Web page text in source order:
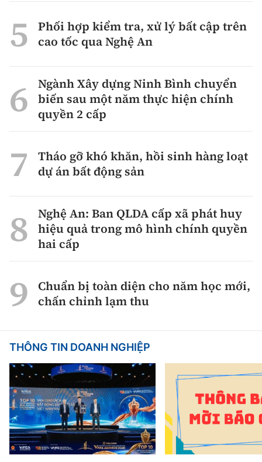
Phối hợp kiểm tra, xử lý bất cập trên
cao tốc qua Nghệ An
Ngành Xây dựng Ninh Bình chuyển
biến sau một năm thực hiện chính
quyền 2 cấp
Tháo gỡ khó khăn, hồi sinh hàng loạt
dự án bất động sản
Nghệ An: Ban QLDA cấp xã phát huy
hiệu quả trong mô hình chính quyền
hai cấp
Chuẩn bị toàn diện cho năm học mới,
chấn chỉnh lạm thu
THÔNG TIN DOANH NGHIỆP